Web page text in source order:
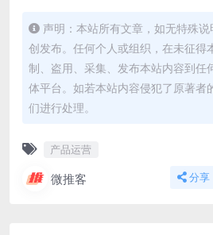
声明：本站所有文章，如无特殊
创发布。任何个人或组织，在未征得
制、盗用、采集、发布本站内容到任
体平台。如若本站内容侵犯了原著者
们进行处理。
产品运营
微推客 分享